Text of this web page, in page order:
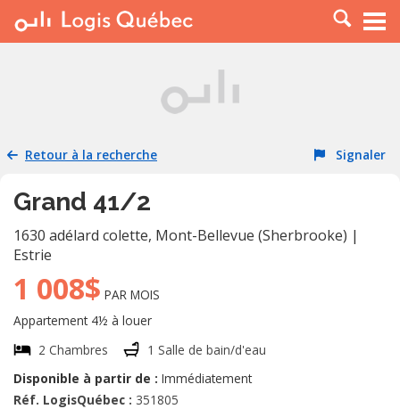
À LOUER
PLACER UNE ANNONCE
RESSOURCES
Retour à la recherche Signaler
Grand 41/2
1630 adélard colette, Mont-Bellevue (Sherbrooke) |
Estrie
1 008$ PAR MOIS
Appartement 4½ à louer
2 Chambres
1 Salle de bain/d'eau
Disponible à partir de : Immédiatement
Réf. LogisQuébec : 351805